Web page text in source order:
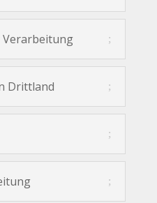
Verarbeitung
Drittland